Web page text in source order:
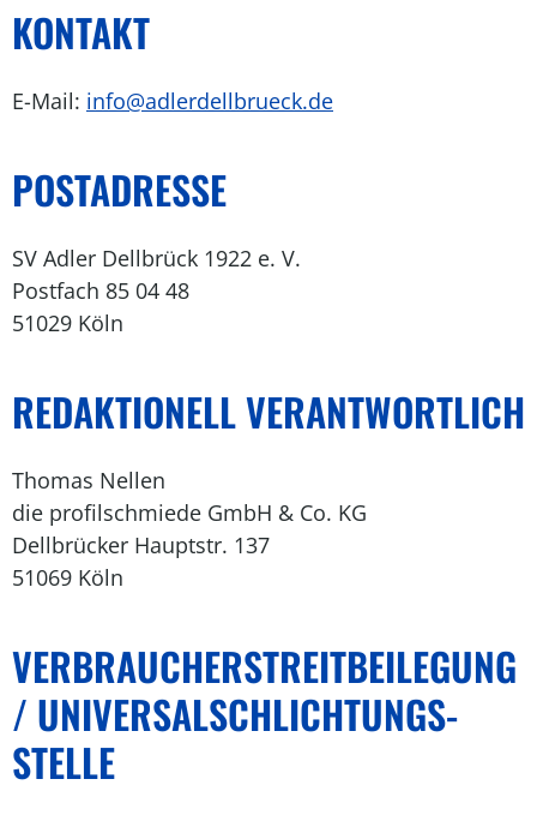
KONTAKT
E-Mail: info@adlerdellbrueck.de
POSTADRESSE
SV Adler Dellbrück 1922 e. V.
Postfach 85 04 48
51029 Köln
REDAKTIONELL VERANTWORTLICH
Thomas Nellen
die profilschmiede GmbH & Co. KG
Dellbrücker Hauptstr. 137
51069 Köln
VERBRAUCHER­STREIT­BEILEGUNG
/ UNIVERSAL­SCHLICHTUNGS­
STELLE